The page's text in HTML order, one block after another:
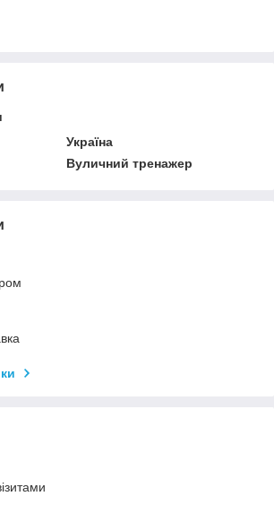
Україна
Вуличний тренажер